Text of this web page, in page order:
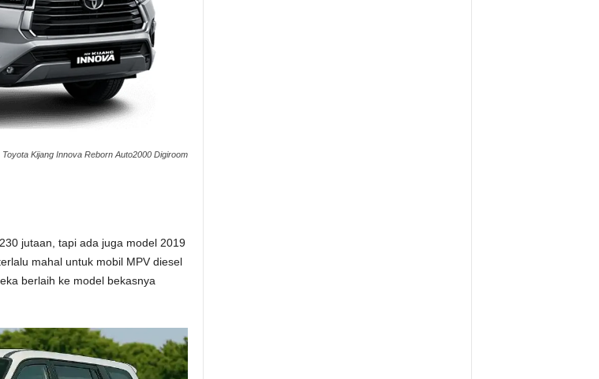
Toyota Kijang Innova Reborn Auto2000 Digiroom
jutaan, tapi ada juga model 2019
mahal untuk mobil MPV diesel
berlaih ke model bekasnya